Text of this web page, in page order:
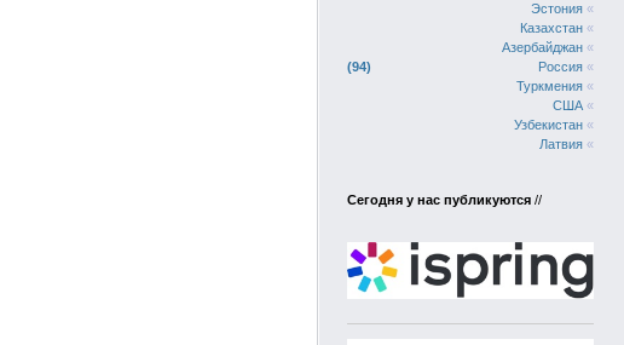
Эстония «
Казахстан «
Азербайджан «
94
Россия «
Туркмения «
США «
Узбекистан «
Латвия «
Сегодня у нас публикуются //